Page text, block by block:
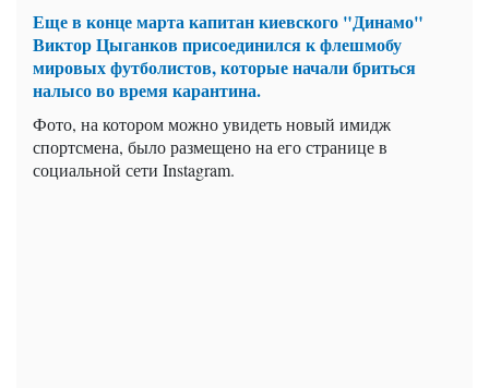
Еще в конце марта капитан киевского "Динамо"
Виктор Цыганков присоединился к флешмобу
мировых футболистов, которые начали бриться
налысо во время карантина.
Фото, на котором можно увидеть новый имидж
спортсмена, было размещено на его странице в
социальной сети Instagram.